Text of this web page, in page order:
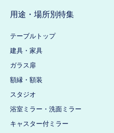
用途・場所別特集
テーブルトップ
建具・家具
ガラス扉
額縁・額装
スタジオ
浴室ミラー・洗面ミラー
キャスター付ミラー